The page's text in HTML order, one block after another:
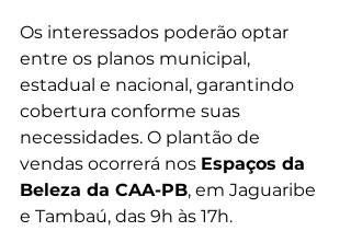
Os interessados poderão optar
entre os planos municipal,
estadual e nacional, garantindo
cobertura conforme suas
necessidades. O plantão de
vendas ocorrerá nos Espaços da
Beleza da CAA-PB, em Jaguaribe
e Tambaú, das 9h às 17h.